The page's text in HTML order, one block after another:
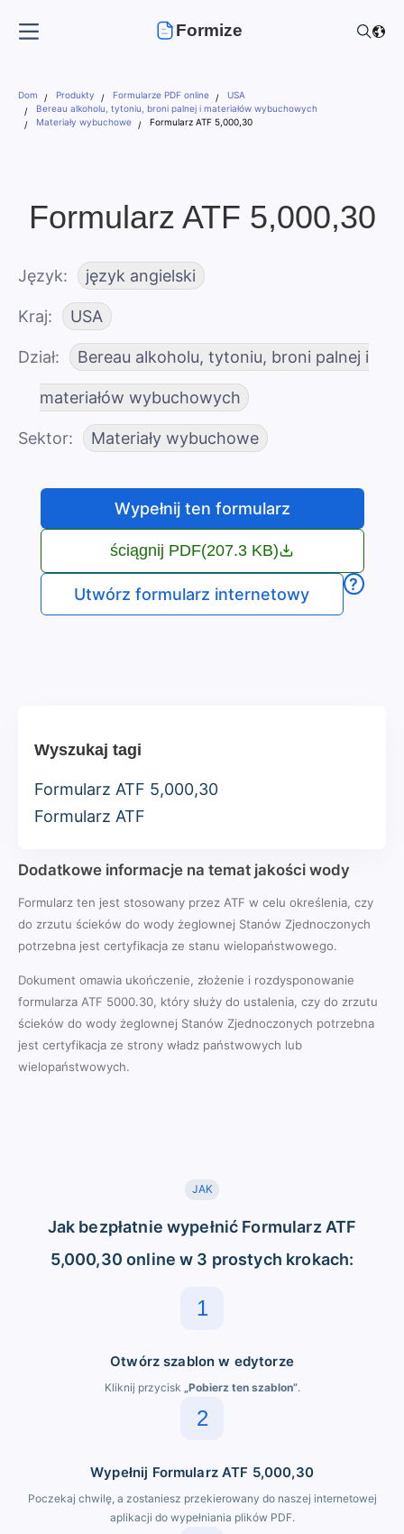
Formize
Dom Produkty Formularze PDF online
USA
Bereau alkoholu, tytoniu, broni palnej i materiałów wybuchowych
Materiały wybuchowe
Formularz ATF 5,000,30
Formularz ATF 5,000,30
Język język angielski
Kraj USA
Dział Bereau alkoholu, tytoniu, broni palnej i
materiałów wybuchowych
Sektor Materiały wybuchowe
Wypełnij ten formularz
ściągnij PDF(207.3 KB)
Utwórz formularz internetowy
?
Dodatkowe informacje na temat jakości wody
Formularz ten jest stosowany przez ATF w celu określenia, czy
do zrzutu ścieków do wody żeglownej Stanów Zjednoczonych
potrzebna jest certyfikacja ze stanu wielopaństwowego.
Dokument omawia ukończenie, złożenie i rozdysponowanie
formularza ATF 5000.30, który służy do ustalenia, czy do zrzutu
ścieków do wody żeglownej Stanów Zjednoczonych potrzebna
jest certyfikacja ze strony władz państwowych lub
wielopaństwowych.
Wyszukaj tagi
Formularz ATF 5,000,30
Formularz ATF
JAK
Jak bezpłatnie wypełnić Formularz ATF
5,000,30 online w 3 prostych krokach:
1
Otwórz szablon w edytorze
Kliknij przycisk „Pobierz ten szablon”.
2
Wypełnij Formularz ATF 5,000,30
Poczekaj chwilę, a zostaniesz przekierowany do naszej internetowej
aplikacji do wypełniania plików PDF.